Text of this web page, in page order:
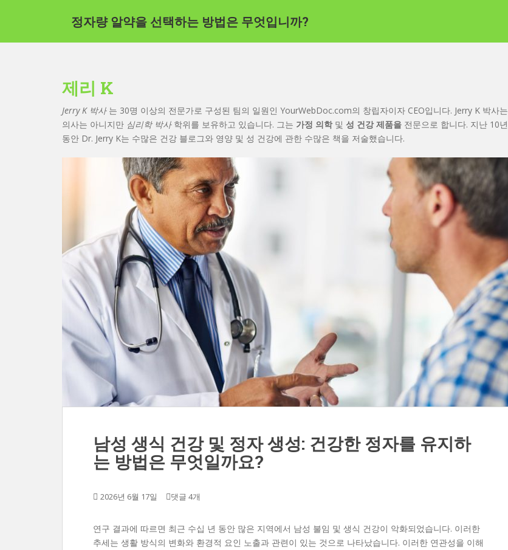
정자량 알약을 선택하는 방법은 무엇입니까?
제리 K
Jerry K 박사는 30명 이상의 전문가로 구성된 팀의 일원인 YourWebDoc.com의 창립자이자 CEO입니다. Jerry K 박사는
의사는 아니지만 심리학 박사학위를 보유하고 있습니다. 그는 가정 의학및 성 건강 제품을 전문으로 합니다. 지난 10년
동안 Dr. Jerry K는 수많은 건강 블로그와 영양 및 성 건강에 관한 수많은 책을 저술했습니다.
남성 생식 건강 및 정자 생성: 건강한 정자를 유지하
는 방법은 무엇일까요?
2026년 6월 17일 댓글 4개
연구 결과에 따르면 최근 수십 년 동안 많은 지역에서 남성 불임 및 생식 건강이 악화되었습니다. 이러한
추세는 생활 방식의 변화와 환경적 요인 노출과 관련이 있는 것으로 나타났습니다. 이러한 연관성을 이해